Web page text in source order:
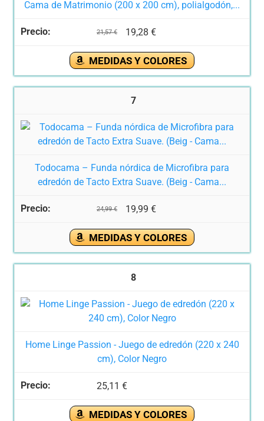
Cama de Matrimonio (200 x 200 cm), polialgodón,...
21,57 € 19,28 €
MEDIDAS Y COLORES
7
Todocama – Funda nórdica de Microfibra para
edredón de Tacto Extra Suave. (Beig - Cama...
24,99 € 19,99 €
MEDIDAS Y COLORES
8
Home Linge Passion - Juego de edredón (220 x 240
cm), Color Negro
25,11 €
MEDIDAS Y COLORES